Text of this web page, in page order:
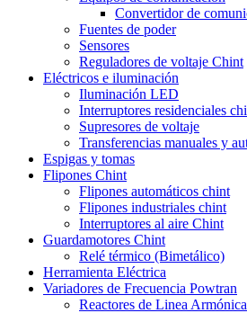
Convertidor de
Fuentes de poder
Sensores
Reguladores de voltaje Chint
Eléctricos e iluminación
Iluminación LED
Interruptores residenciales
Supresores de voltaje
Transferencias manuales y
Espigas y tomas
Flipones Chint
Flipones automáticos chint
Flipones industriales chint
Interruptores al aire Chint
Guardamotores Chint
Relé térmico (Bimetálico)
Herramienta Eléctrica
Variadores de Frecuencia Powtran
Reactores de Linea Armónica